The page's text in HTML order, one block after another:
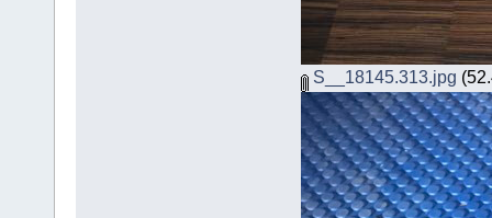
S__18145.313.jpg